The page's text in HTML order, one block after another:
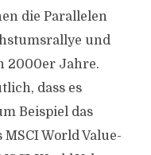
die Parallelen
und
2000er Jahre.
dass es
Beispiel das
World Value-